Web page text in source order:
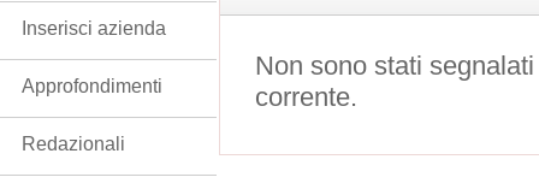
Non sono stati
corrente.
Inserisci azienda
Approfondimenti
Redazionali